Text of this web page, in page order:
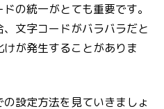
の統一がとても重要です。
文字コードがバラバラだと
が発生することがありま
設定方法を見ていきましょ